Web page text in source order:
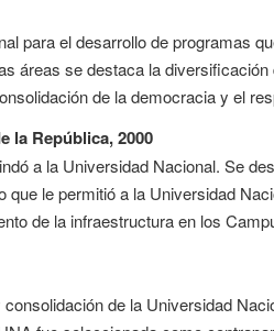
para el desarrollo de programas
áreas se destaca la
de la democracia y el
la República, 2000
a la Universidad Nacional. Se
le permitió a la Universidad
de la infraestructura en los
de la Universidad